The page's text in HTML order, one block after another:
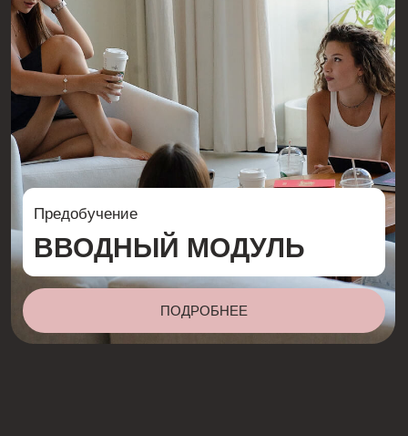
Узнаешь как находят клиентов
и зарабатывают на SMM во
время программы
Научишься зарабатывать